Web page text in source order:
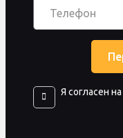
Я согласен на